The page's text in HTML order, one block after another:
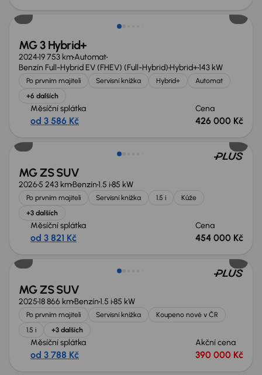
MG 3 Hybrid+
202419 753 kmAutomat
Benzín Full-Hybrid EV (FHEV) (Full-Hybrid) Hybrid+143 kW
Po prvním majiteli Servisní knížka Hybrid+
Automat
+6 dalších
Měsíční splátka
od 3 586 Kč
Cena
426 000 Kč
Možnost odpočtu DPH
MG ZS SUV
20265 243 kmBenzín1.5 i85 kW
Po prvním majiteli Servisní knížka 1.5 i
Kůže
+3 dalších
Měsíční splátka
od 3 821 Kč
Cena
454 000 Kč
Zlevněno o 30 000 Kč
MG ZS SUV
202518 866 kmBenzín1.5 i85 kW
Po prvním majiteli Servisní knížka
Koupeno nové v ČR
1.5 i
+3 dalších
Měsíční splátka
od 3 788 Kč
Akční cena
390 000 Kč